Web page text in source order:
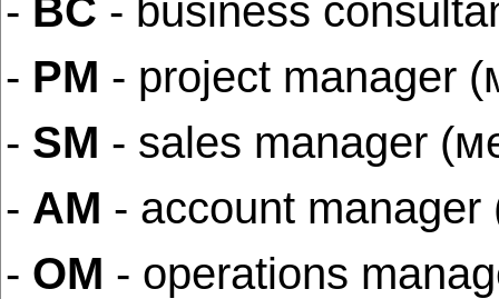
- BC - business
- PM - project manager
- SM - sales manager
- AM - account manager
- OM - operations